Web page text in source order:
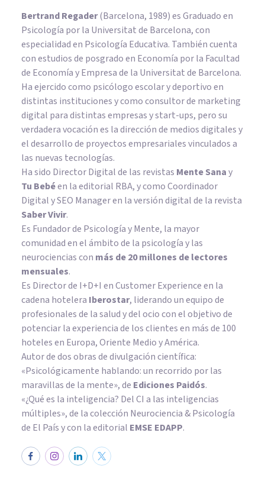
Bertrand Regader(Barcelona, 1989) es Graduado en
Psicología por la Universitat de Barcelona, con
especialidad en Psicología Educativa. También cuenta
con estudios de posgrado en Economía por la Facultad
de Economía y Empresa de la Universitat de Barcelona.
Ha ejercido como psicólogo escolar y deportivo en
distintas instituciones y como consultor de marketing
digital para distintas empresas y start-ups, pero su
verdadera vocación es la dirección de medios digitales y
el desarrollo de proyectos empresariales vinculados a
las nuevas tecnologías.
Ha sido Director Digital de las revistas Mente Sanay
Tu Bebéen la editorial RBA, y como Coordinador
Digital y SEO Manager en la versión digital de la revista
Saber Vivir.
Es Fundador de Psicología y Mente, la mayor
comunidad en el ámbito de la psicología y las
neurociencias con más de 20 millones de lectores
mensuales.
Es Director de I+D+I en Customer Experience en la
cadena hotelera Iberostar, liderando un equipo de
profesionales de la salud y del ocio con el objetivo de
potenciar la experiencia de los clientes en más de 100
hoteles en Europa, Oriente Medio y América.
Autor de dos obras de divulgación científica:
«Psicológicamente hablando: un recorrido por las
maravillas de la mente», de Ediciones Paidós.
«¿Qué es la inteligencia? Del CI a las inteligencias
múltiples», de la colección Neurociencia & Psicología
de El País y con la editorial EMSE EDAPP.